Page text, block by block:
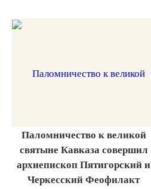
Паломничество к великой
святыне Кавказа совершил
архиепископ Пятигорский и
Черкесский Феофилакт